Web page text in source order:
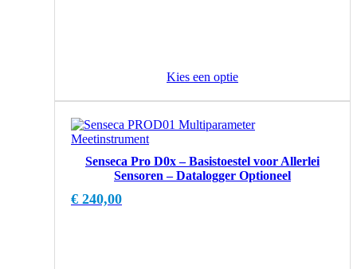
Kies een optie
Senseca Pro D0x – Basistoestel voor Allerlei
Sensoren – Datalogger Optioneel
€ 240,00